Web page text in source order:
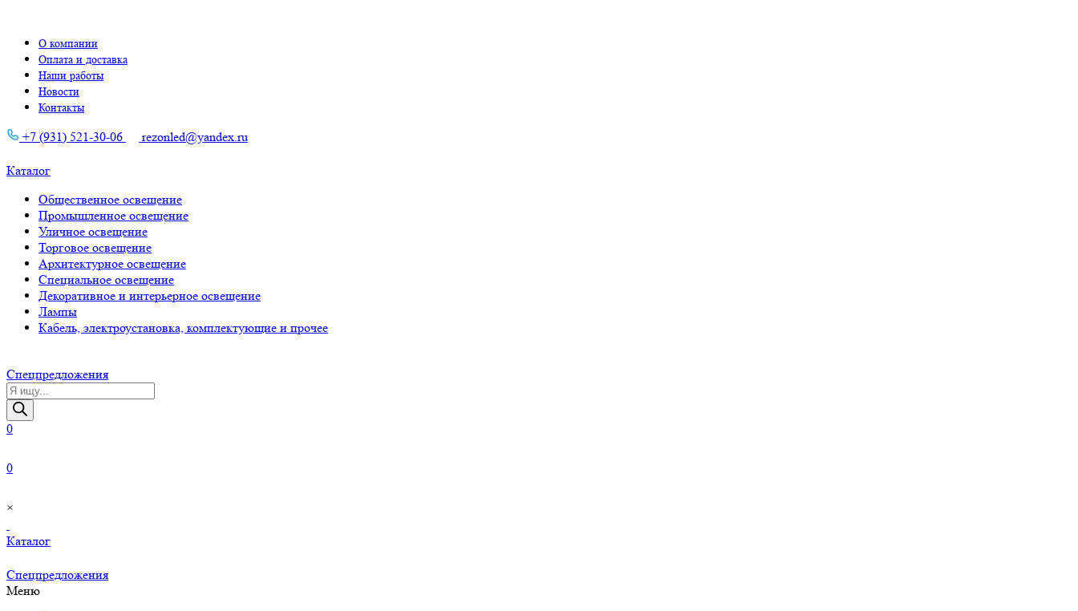
О компании
Оплата и доставка
Наши работы
Новости
Контакты
+7 (931) 521-30-06 rezonled@yandex.ru
Каталог
Общественное освещение
Промышленное освещение
Уличное освещение
Торговое освещение
Архитектурное освещение
Специальное освещение
Декоративное и интерьерное освещение
Лампы
Кабель, электроустановка, комплектующие и прочее
Cпецпредложения
Поиск
товаров
0
0
×
Каталог
Cпецпредложения
Меню